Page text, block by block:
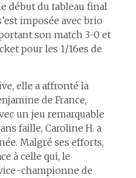
début du tableau final
imposée avec brio
son match 3-0 et
pour les 1/16es de
elle a affronté la
de France,
un jeu remarquable
faille, Caroline H. a
Malgré ses efforts,
à celle qui, le
championne de